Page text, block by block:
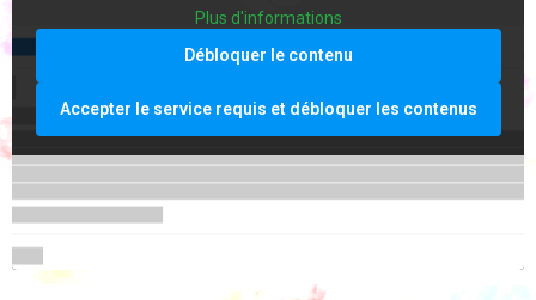
Plus d'informations
Débloquer le contenu
Accepter le service requis et débloquer les contenus